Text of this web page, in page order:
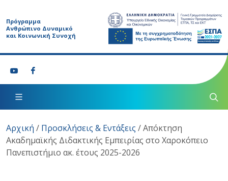
Πρόγραμμα
Ανθρώπινο Δυναμικό
και Κοινωνική Συνοχή
Αρχική / Προσκλήσεις & Εντάξεις /Απόκτηση
Ακαδημαϊκής Διδακτικής Εμπειρίας στο Χαροκόπειο
Πανεπιστήμιο ακ. έτους 2025-2026